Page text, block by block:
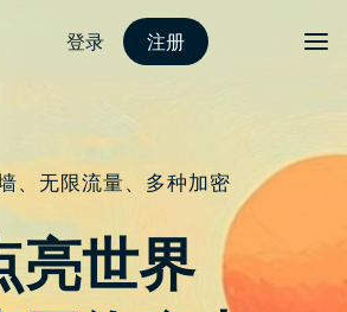
Search
Netflix 代理错
M7111-
【2023】付费